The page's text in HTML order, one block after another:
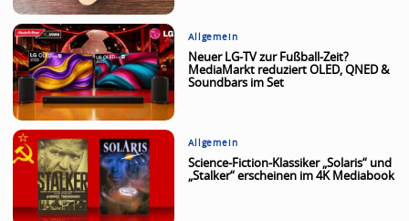
Allgemein
Neuer LG-TV zur Fußball-Zeit?
MediaMarkt reduziert OLED, QNED &
Soundbars im Set
Allgemein
Science-Fiction-Klassiker „Solaris“ und
„Stalker“ erscheinen im 4K Mediabook